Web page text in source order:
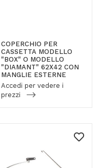
COPERCHIO PER
CASSETTA MODELLO
"BOX" O MODELLO
"DIAMANT" 62X42 CON
MANGLIE ESTERNE
Accedi per vedere i
prezzi